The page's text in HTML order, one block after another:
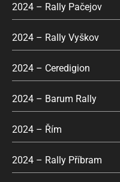
2024 – Rally Pačejov
2024 – Rally Vyškov
2024 – Ceredigion
2024 – Barum Rally
2024 – Řím
2024 – Rally Příbram